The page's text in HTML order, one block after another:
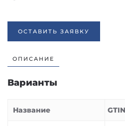
ОСТАВИТЬ ЗАЯВКУ
ОПИСАНИЕ
Варианты
Название GTIN